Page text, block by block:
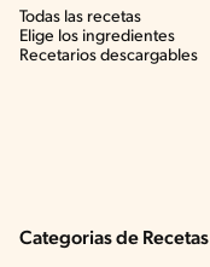
Todas las recetas
Elige los ingredientes
Recetarios descargables
Categorias de Recetas